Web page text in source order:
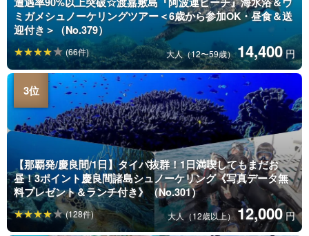
ミガメシュノーケリングツアー＜6歳から参加OK・昼食＆送
迎付き＞（No.379）
大人（12〜59歳）14,400 円
(66件)
【那覇発/慶良間/1日】タイパ抜群！1日満喫してもまだお
昼！3ポイント慶良間諸島シュノーケリング《写真データ無
料プレゼント＆ランチ付き》（No.301）
大人（12歳以上）12,000 円
(128件)